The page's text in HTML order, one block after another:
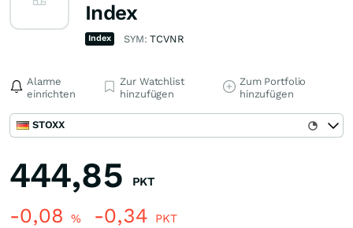
Index
Index SYM:TCVNR
Alarme
einrichten
Zur Watchlist
hinzufügen
Zum Portfolio
hinzufügen
STOXX
444,85 PKT
-0,08 % -0,34 PKT